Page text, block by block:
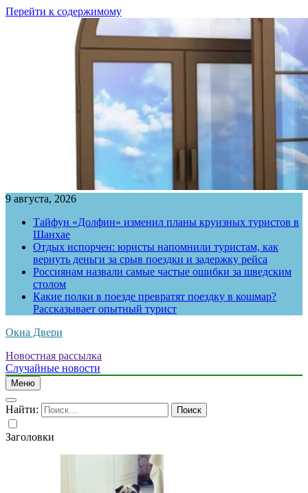
Перейти к содержимому
9 августа, 2026
Тайфун «Долфин» изменил планы круизных туристов в
Шанхае
Отдых испорчен: юристы напомнили туристам, как
вернуть деньги за срыв поездки и задержку рейса
Россиянам назвали самые частые ошибки за шведским
столом
Какие полки в поезде превратят поездку в кошмар?
Рассказывает опытный турист
Окна Двери
Новостная рассылка
Случайные новости
Меню
Найти:
Заголовки